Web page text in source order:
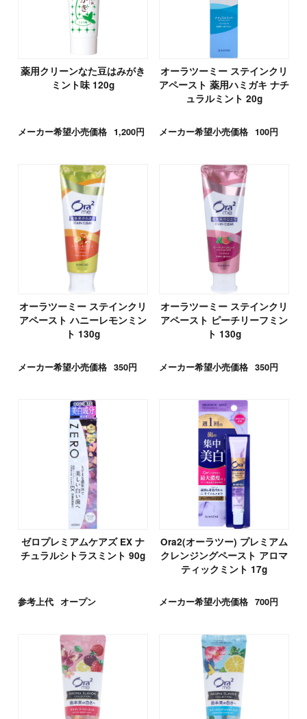
薬用クリーンなた豆はみがき
ミント味 120g
メーカー希望小売価格 1,200円
オーラツーミー ステインクリ
アペースト 薬用ハミガキ ナチ
ュラルミント 20g
メーカー希望小売価格 100円
オーラツーミー ステインクリ
アペースト ハニーレモンミン
ト 130g
メーカー希望小売価格 350円
オーラツーミー ステインクリ
アペースト ピーチリーフミン
ト 130g
メーカー希望小売価格 350円
ゼロプレミアムケアズ EX ナ
チュラルシトラスミント 90g
参考上代 オープン
Ora2(オーラツー) プレミアム
クレンジングペースト アロマ
ティックミント 17g
メーカー希望小売価格 700円